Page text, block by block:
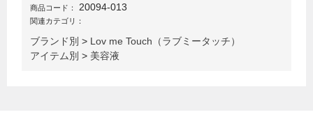
商品コード： 20094-013
関連カテゴリ：
ブランド別 > Lov me Touch（ラブミータッチ）
アイテム別 > 美容液